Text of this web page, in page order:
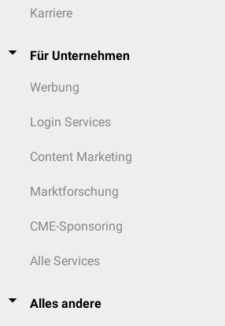
Karriere
Für Unternehmen
Werbung
Login Services
Content Marketing
Marktforschung
CME-Sponsoring
Alle Services
Alles andere